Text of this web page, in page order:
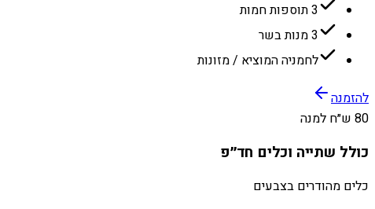
3 תוספות חמות
3 מנות בשר
לחמניה המוציא / מזונות
להזמנה
80 ש״ח למנה
כולל שתייה וכלים חד״פ
כלים מהודרים בצבעים